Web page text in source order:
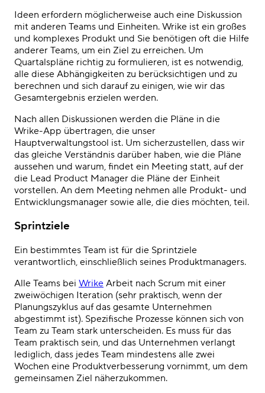
Ideen erfordern möglicherweise auch eine Diskussion
mit anderen Teams und Einheiten. Wrike ist ein großes
und komplexes Produkt und Sie benötigen oft die Hilfe
anderer Teams, um ein Ziel zu erreichen. Um
Quartalspläne richtig zu formulieren, ist es notwendig,
alle diese Abhängigkeiten zu berücksichtigen und zu
berechnen und sich darauf zu einigen, wie wir das
Gesamtergebnis erzielen werden.
Nach allen Diskussionen werden die Pläne in die
Wrike-App übertragen, die unser
Hauptverwaltungstool ist. Um sicherzustellen, dass wir
das gleiche Verständnis darüber haben, wie die Pläne
aussehen und warum, findet ein Meeting statt, auf der
die Lead Product Manager die Pläne der Einheit
vorstellen. An dem Meeting nehmen alle Produkt- und
Entwicklungsmanager sowie alle, die dies möchten, teil.
Sprintziele
Ein bestimmtes Team ist für die Sprintziele
verantwortlich, einschließlich seines Produktmanagers.
Alle Teams bei Wrike Arbeit nach Scrum mit einer
zweiwöchigen Iteration (sehr praktisch, wenn der
Planungszyklus auf das gesamte Unternehmen
abgestimmt ist). Spezifische Prozesse können sich von
Team zu Team stark unterscheiden. Es muss für das
Team praktisch sein, und das Unternehmen verlangt
lediglich, dass jedes Team mindestens alle zwei
Wochen eine Produktverbesserung vornimmt, um dem
gemeinsamen Ziel näherzukommen.